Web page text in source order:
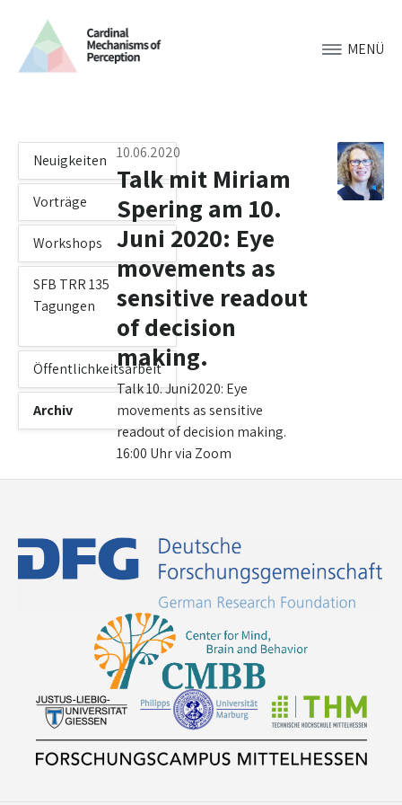
MENÜ
Neuigkeiten
Vorträge
Workshops
SFB TRR 135
Tagungen
Öffentlichkeitsarbeit
Archiv
10.06.2020
Talk mit Miriam
Spering am 10.
Juni 2020: Eye
movements as
sensitive readout
of decision
making.
Talk 10. Juni2020: Eye
movements as sensitive
readout of decision making.
16:00 Uhr via Zoom